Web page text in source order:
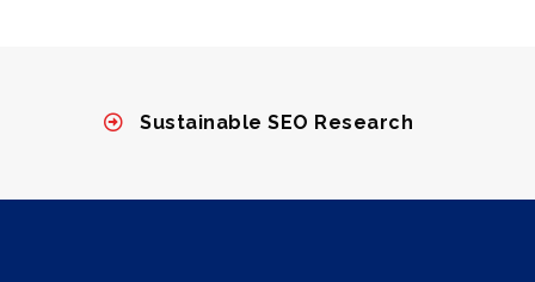
Sustainable SEO Research